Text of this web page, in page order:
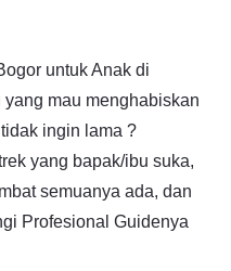
untuk Anak di
mau menghabiskan
ingin lama ?
yang bapak/ibu suka,
semuanya ada, dan
Profesional Guidenya